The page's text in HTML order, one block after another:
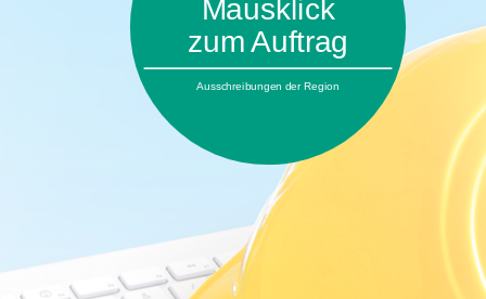
Mausklick
zum Auftrag
Ausschreibungen der Region